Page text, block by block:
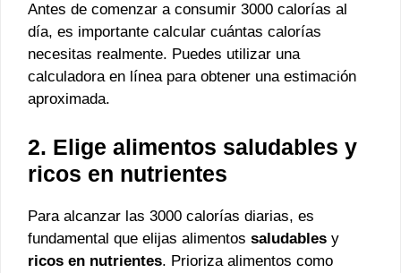
Antes de comenzar a consumir 3000 calorías al
día, es importante calcular cuántas calorías
necesitas realmente. Puedes utilizar una
calculadora en línea para obtener una estimación
aproximada.
2. Elige alimentos saludables y
ricos en nutrientes
Para alcanzar las 3000 calorías diarias, es
fundamental que elijas alimentos saludables y
ricos en nutrientes. Prioriza alimentos como